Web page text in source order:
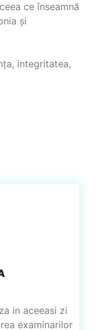
ce înseamnă
și
integritatea,
in aceeasi zi
examinarilor